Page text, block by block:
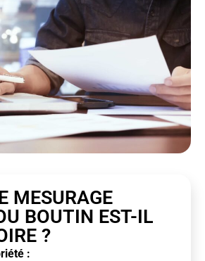
MESURAGE
BOUTIN EST-IL
?
: